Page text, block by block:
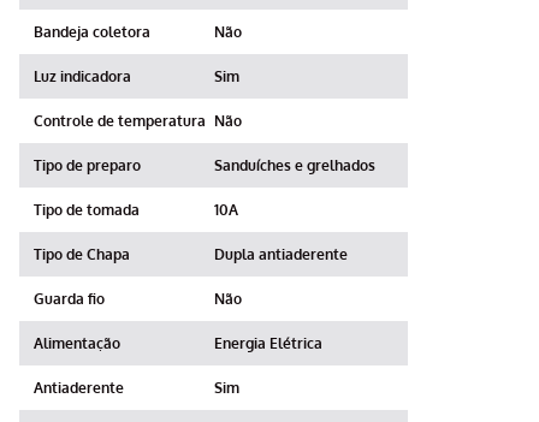
Bandeja coletora Não
Luz indicadora Sim
Controle de temperatura Não
Tipo de preparo Sanduíches e grelhados
Tipo de tomada 10A
Tipo de Chapa Dupla antiaderente
Guarda fio Não
Alimentação Energia Elétrica
Antiaderente Sim